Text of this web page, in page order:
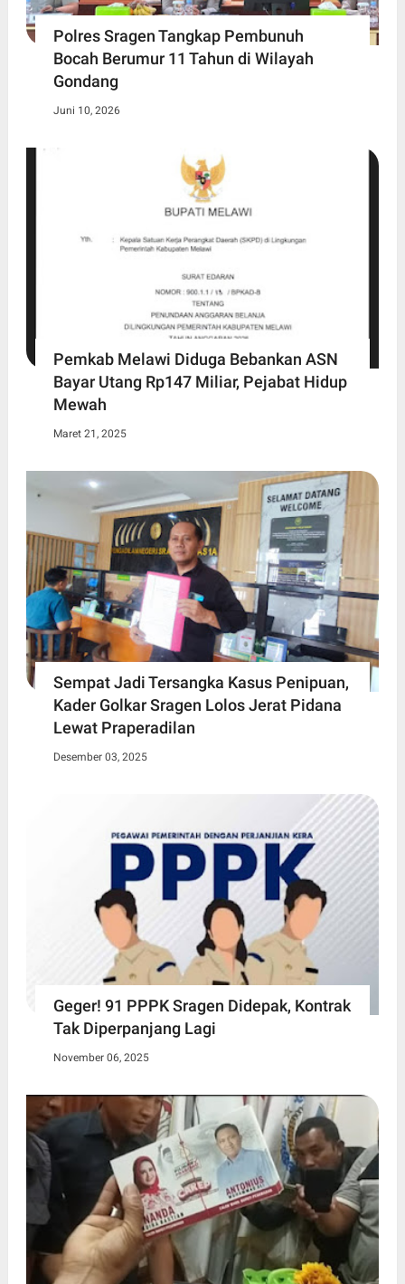
Polres Sragen Tangkap Pembunuh
Bocah Berumur 11 Tahun di Wilayah
Gondang
Juni 10, 2026
Pemkab Melawi Diduga Bebankan ASN
Bayar Utang Rp147 Miliar, Pejabat Hidup
Mewah
Maret 21, 2025
Sempat Jadi Tersangka Kasus Penipuan,
Kader Golkar Sragen Lolos Jerat Pidana
Lewat Praperadilan
Desember 03, 2025
Geger! 91 PPPK Sragen Didepak, Kontrak
Tak Diperpanjang Lagi
November 06, 2025